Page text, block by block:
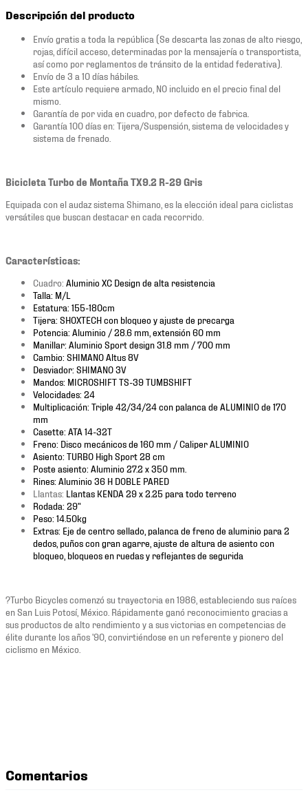
Descripción del producto
Envío gratis a toda la república (Se descarta las zonas de alto riesgo,
rojas, difícil acceso, determinadas por la mensajería o transportista,
así como por reglamentos de tránsito de la entidad federativa).
Envío de 3 a 10 días hábiles.
Este artículo requiere armado, NO incluido en el precio final del
mismo.
Garantía de por vida en cuadro, por defecto de fabrica.
Garantía 100 días en: Tijera/Suspensión, sistema de velocidades y
sistema de frenado.
Bicicleta Turbo de Montaña TX9.2 R-29 Gris
Equipada con el audaz sistema Shimano, es la elección ideal para ciclistas
versátiles que buscan destacar en cada recorrido.
Características:
Cuadro: Aluminio XC Design de alta resistencia
Talla: M/L
Estatura: 155-180cm
Tijera: SHOXTECH con bloqueo y ajuste de precarga
Potencia: Aluminio / 28.6 mm, extensión 60 mm
Manillar: Aluminio Sport design 31.8 mm / 700 mm
Cambio: SHIMANO Altus 8V
Desviador: SHIMANO 3V
Mandos: MICROSHIFT TS-39 TUMBSHIFT
Velocidades: 24
Multiplicación: Triple 42/34/24 con palanca de ALUMINIO de 170
mm
Casette: ATA 14-32T
Freno: Disco mecánicos de 160 mm / Caliper ALUMINIO
Asiento: TURBO High Sport 28 cm
Poste asiento: Aluminio 27.2 x 350 mm.
Rines: Aluminio 36 H DOBLE PARED
Llantas: Llantas KENDA 29 x 2.25 para todo terreno
Rodada: 29"
Peso: 14.50kg
Extras: Eje de centro sellado, palanca de freno de aluminio para 2
dedos, puños con gran agarre, ajuste de altura de asiento con
bloqueo, bloqueos en ruedas y reflejantes de segurida
?Turbo Bicycles comenzó su trayectoria en 1986, estableciendo sus raíces
en San Luis Potosí, México. Rápidamente ganó reconocimiento gracias a
sus productos de alto rendimiento y a sus victorias en competencias de
élite durante los años '90, convirtiéndose en un referente y pionero del
ciclismo en México.
Comentarios